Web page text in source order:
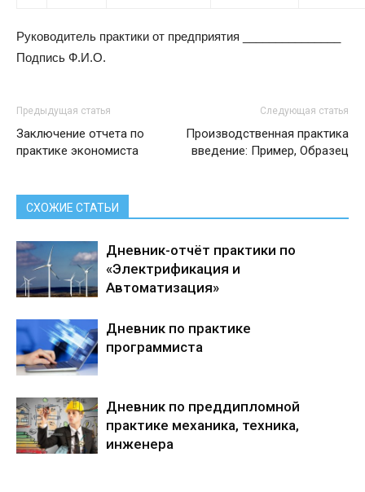
Руководитель практики от предприятия _______________
Подпись Ф.И.О.
Предыдущая статья
Заключение отчета по
практике экономиста
Следующая статья
Производственная практика
введение: Пример, Образец
СХОЖИЕ СТАТЬИ
Дневник-отчёт практики по
«Электрификация и
Автоматизация»
Дневник по практике
программиста
Дневник по преддипломной
практике механика, техника,
инженера